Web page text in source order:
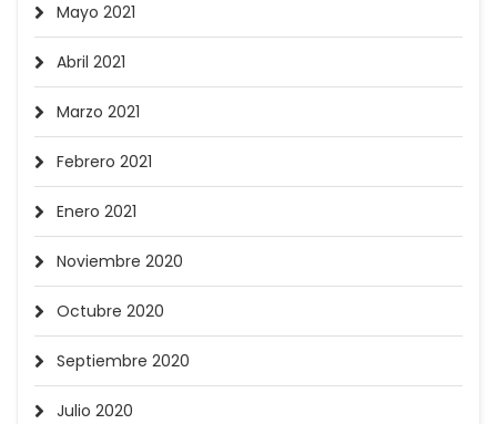
Mayo 2021
Abril 2021
Marzo 2021
Febrero 2021
Enero 2021
Noviembre 2020
Octubre 2020
Septiembre 2020
Julio 2020